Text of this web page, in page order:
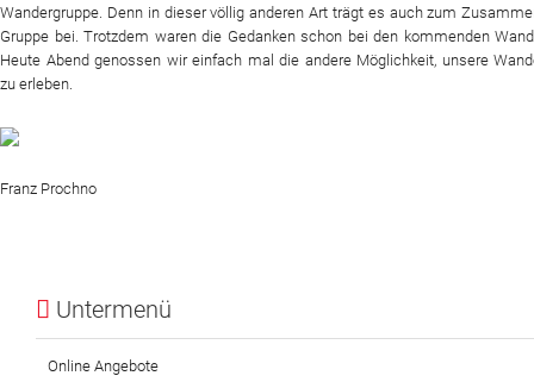
Wandergruppe. Denn in dieser völlig anderen Art trägt es auch zum
Gruppe bei. Trotzdem waren die Gedanken schon bei den kommenden
Heute Abend genossen wir einfach mal die andere Möglichkeit, unsere
zu erleben.
Franz Prochno
Untermenü
Online Angebote